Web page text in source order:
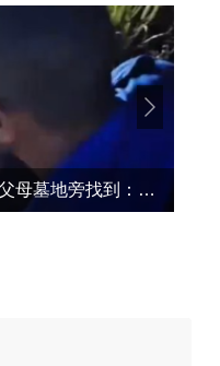
78岁痴呆老人走失，在父母墓地旁找到：想去看看爸爸妈妈